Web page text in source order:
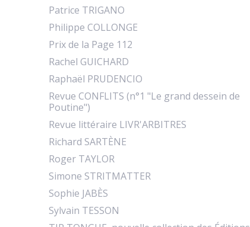
Patrice TRIGANO
Philippe COLLONGE
Prix de la Page 112
Rachel GUICHARD
Raphaël PRUDENCIO
Revue CONFLITS (n°1 "Le grand dessein de
Poutine")
Revue littéraire LIVR'ARBITRES
Richard SARTÈNE
Roger TAYLOR
Simone STRITMATTER
Sophie JABÈS
Sylvain TESSON